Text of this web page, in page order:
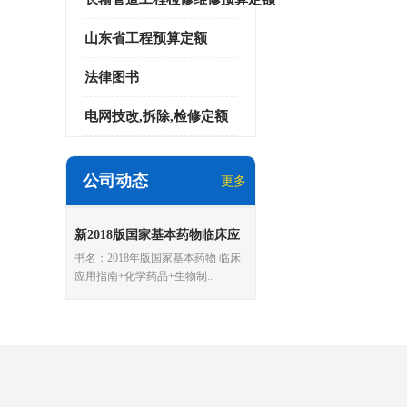
山东省工程预算定额
法律图书
电网技改,拆除,检修定额
公司动态 更多
新2018版国家基本药物临床应
用指南 处方集 化学药品和生物
制品_中成药全套3册
书名：2018年版国家基本药物 临床
应用指南+化学药品+生物制..